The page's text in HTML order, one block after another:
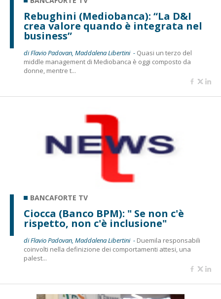
Rebughini (Mediobanca): “La D&I
crea valore quando è integrata nel
business”
di Flavio Padovan, Maddalena Libertini - Quasi un terzo del
middle management di Mediobanca è oggi composto da
donne, mentre t...
BANCAFORTE TV
Ciocca (Banco BPM): " Se non c'è
rispetto, non c'è inclusione"
di Flavio Padovan, Maddalena Libertini - Duemila responsabili
coinvolti nella definizione dei comportamenti attesi, una
palest...